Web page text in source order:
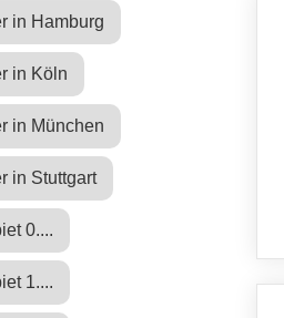
in Hamburg
in Köln
in München
in Stuttgart
0....
1....